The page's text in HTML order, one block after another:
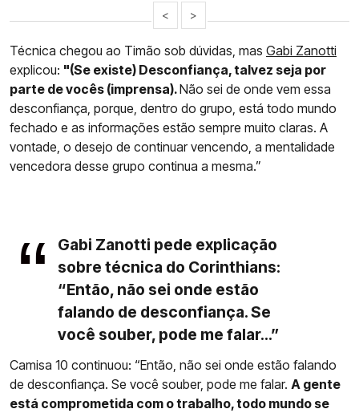
< >
Técnica chegou ao Timão sob dúvidas, mas Gabi Zanotti
explicou: "(Se existe) Desconfiança, talvez seja por
parte de vocês (imprensa).Não sei de onde vem essa
desconfiança, porque, dentro do grupo, está todo mundo
fechado e as informações estão sempre muito claras. A
vontade, o desejo de continuar vencendo, a mentalidade
vencedora desse grupo continua a mesma.”
Gabi Zanotti pede explicação
sobre técnica do Corinthians:
“Então, não sei onde estão
falando de desconfiança. Se
você souber, pode me falar...”
Camisa 10 continuou: “Então, não sei onde estão falando
de desconfiança. Se você souber, pode me falar. A gente
está comprometida com o trabalho, todo mundo se